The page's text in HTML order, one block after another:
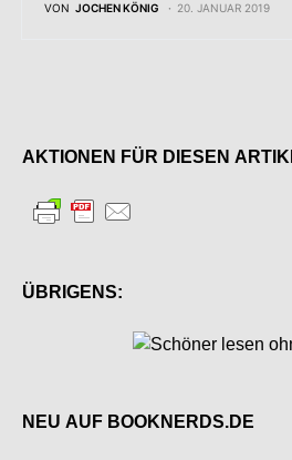
VON JOCHEN KÖNIG 20. JANUAR 2019
AKTIONEN FÜR DIESEN
ÜBRIGENS:
NEU AUF BOOKNERDS.DE